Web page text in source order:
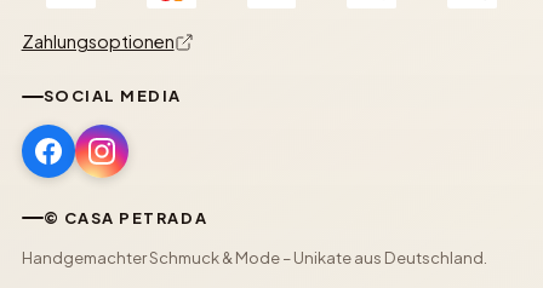
Zahlungsoptionen
SOCIAL MEDIA
© CASA PETRADA
Handgemachter Schmuck & Mode – Unikate aus Deutschland.